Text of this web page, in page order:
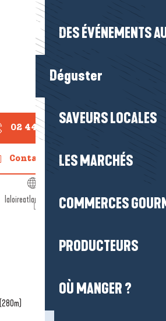
DES ÉVÉNEMENTS
Déguster
SAVEURS LOCALES
LES MARCHÉS
COMMERCES
PRODUCTEURS
OÙ MANGER ?
02 44 07 40
Contactez-nous
laloireatlantique.com
(280m)